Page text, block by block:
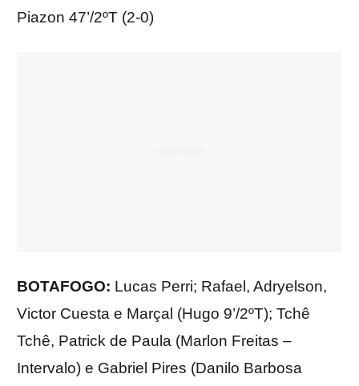
Piazon 47’/2ºT (2-0)
BOTAFOGO: Lucas Perri; Rafael, Adryelson,
Victor Cuesta e Marçal (Hugo 9’/2ºT); Tchê
Tchê, Patrick de Paula (Marlon Freitas –
Intervalo) e Gabriel Pires (Danilo Barbosa